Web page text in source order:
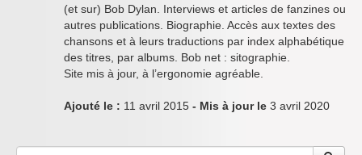
(et sur) Bob Dylan. Interviews et articles de fanzines ou
autres publications. Biographie. Accès aux textes des
chansons et à leurs traductions par index alphabétique
des titres, par albums. Bob net : sitographie.
Site mis à jour, à l’ergonomie agréable.
Ajouté le : 11 avril 2015 - Mis à jour le 3 avril 2020